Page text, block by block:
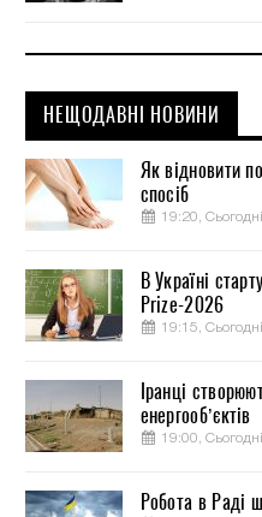
НЕЩОДАВНІ НОВИНИ
Як відновити
спосіб
19:20, Сьогодні
В Україні
Prize-2026
19:15, Сьогодні
Іранці
енергооб’єктів
19:00, Сьогодні
Робота в Раді